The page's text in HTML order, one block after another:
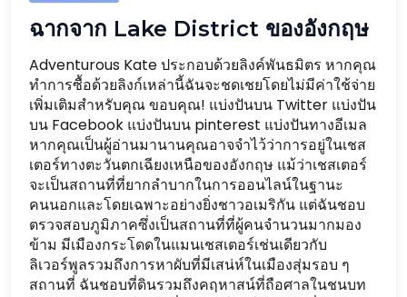
ฉากจาก Lake District ของอังกฤษ
Adventurous Kate ประกอบด้วยลิงค์พันธมิตร หากคุณ
ทำการซื้อด้วยลิงก์เหล่านี้ฉันจะชดเชยโดยไม่มีค่าใช้จ่าย
เพิ่มเติมสำหรับคุณ ขอบคุณ! แบ่งปันบน Twitter แบ่งปัน
บน Facebook แบ่งปันบน pinterest แบ่งปันทางอีเมล
หากคุณเป็นผู้อ่านมานานคุณอาจจำไว้ว่าการอยู่ในเชส
เตอร์ทางตะวันตกเฉียงเหนือของอังกฤษ แม้ว่าเชสเตอร์
จะเป็นสถานที่ที่ยากลำบากในการออนไลน์ในฐานะ
คนนอกและโดยเฉพาะอย่างยิ่งชาวอเมริกัน แต่ฉันชอบ
ตรวจสอบภูมิภาคซึ่งเป็นสถานที่ที่ผู้คนจำนวนมากมอง
ข้าม มีเมืองกระโดดในแมนเชสเตอร์เช่นเดียวกับ
ลิเวอร์พูลรวมถึงการหาผับที่มีเสน่ห์ในเมืองสุ่มรอบ ๆ
สถานที่ ฉันชอบที่ดินรวมถึงคฤหาสน์ที่ถือศาลในชนบท